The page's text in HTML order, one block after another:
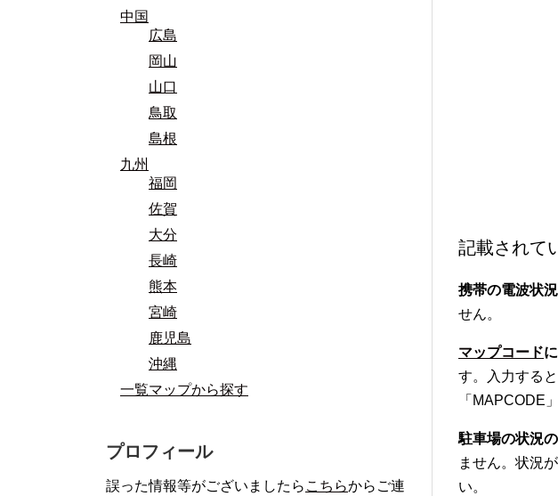
記載されて
携帯の電波状
せん。
マップコード
す。入力する
「MAPCODE
駐車場の状況
ません。状況
い。
中国
広島
岡山
山口
鳥取
島根
九州
福岡
佐賀
大分
長崎
熊本
宮崎
鹿児島
沖縄
一覧マップから探す
プロフィール
誤った情報等がございましたら こちらからご連